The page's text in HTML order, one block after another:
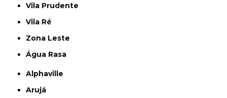
Vila Prudente
Vila Ré
Zona Leste
Água Rasa
Alphaville
Arujá